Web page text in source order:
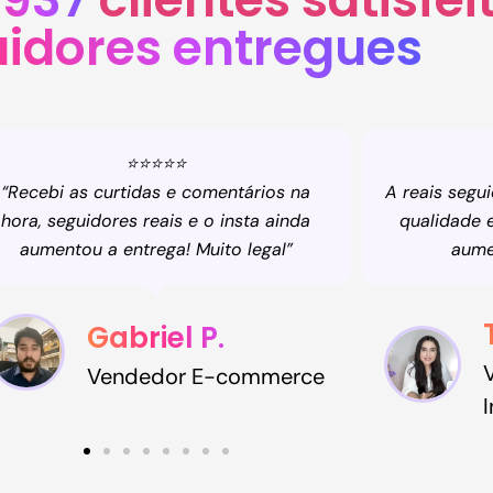
entregues
⭐⭐⭐⭐⭐
reais seguidores tem serviços de muita
qualidade e foi muito importante para
aumentar minhas vendas
Thaynara S.
Vendedora de
"Hoje sou